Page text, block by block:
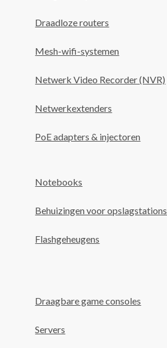
Draadloze routers
Mesh-wifi-systemen
Netwerk Video Recorder (NVR)
Netwerkextenders
PoE adapters & injectoren
Notebooks
Behuizingen voor opslagstations
Flashgeheugens
Draagbare game consoles
Servers